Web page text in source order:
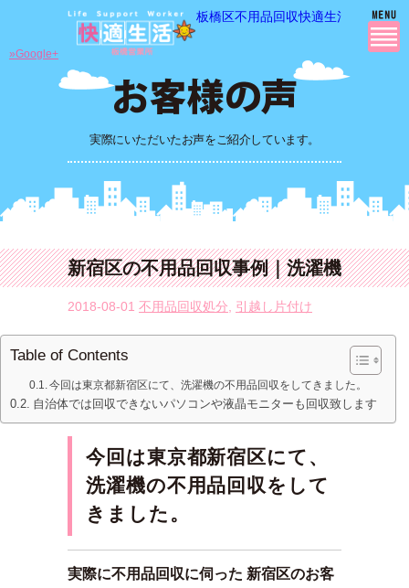
板橋区不用品回収快適生活の 不用
実際にいただいたお声をご紹介しています。
»Google+
新宿区の不用品回収事例｜洗濯機
2018-08-01 不用品回収処分 引越し片付け
Table of Contents
今回は東京都新宿区にて、洗濯機の不用品回収をしてきました。
自治体では回収できないパソコンや液晶モニターも回収致します
今回は東京都新宿区にて、
洗濯機の不用品回収をして
きました。
実際に不用品回収に伺った 新宿区のお客